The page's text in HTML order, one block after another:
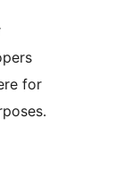
for